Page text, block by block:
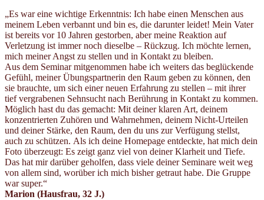
„Es war eine wichtige Erkenntnis: Ich habe einen Menschen aus
meinem Leben verbannt und bin es, die darunter leidet! Mein Vater
ist bereits vor 10 Jahren gestorben, aber meine Reaktion auf
Verletzung ist immer noch dieselbe – Rückzug. Ich möchte lernen,
mich meiner Angst zu stellen und in Kontakt zu bleiben.
Aus dem Seminar mitgenommen habe ich weiters das beglückende
Gefühl, meiner Übungspartnerin den Raum geben zu können, den
sie brauchte, um sich einer neuen Erfahrung zu stellen – mit ihrer
tief vergrabenen Sehnsucht nach Berührung in Kontakt zu kommen.
Möglich hast du das gemacht: Mit deiner klaren Art, deinem
konzentrierten Zuhören und Wahrnehmen, deinem Nicht-Urteilen
und deiner Stärke, den Raum, den du uns zur Verfügung stellst,
auch zu schützen. Als ich deine Homepage entdeckte, hat mich dein
Foto überzeugt: Es zeigt ganz viel von deiner Klarheit und Tiefe.
Das hat mir darüber geholfen, dass viele deiner Seminare weit weg
von allem sind, worüber ich mich bisher getraut habe. Die Gruppe
war super.“
Marion (Hausfrau, 32 J.)